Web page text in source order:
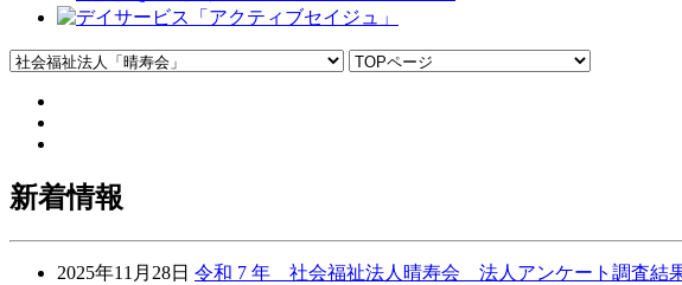
新着情報
2025年11月28日 令和 7 年 社会福祉法人晴寿会 法人アンケート調査結